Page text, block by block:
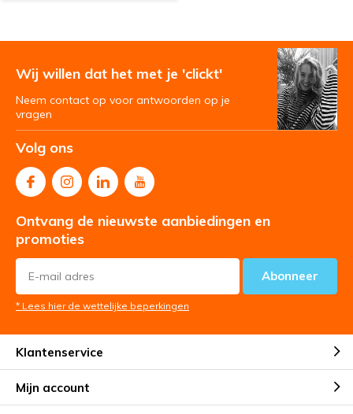
Wij willen dat het met je 'clickt'
Neem contact op voor antwoorden op je
vragen
Volg ons
Ontvang de nieuwste aanbiedingen en
promoties
Abonneer
* Lees hier de wettelijke beperkingen
Klantenservice
Mijn account